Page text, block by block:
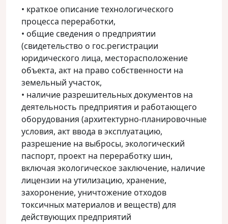
• краткое описание технологического
процесса переработки,
• общие сведения о предприятии
(свидетельство о гос.регистрации
юридического лица, месторасположение
объекта, акт на право собственности на
земельный участок,
• наличие разрешительных документов на
деятельность предприятия и работающего
оборудования (архитектурно-планировочные
условия, акт ввода в эксплуатацию,
разрешение на выбросы, экологический
паспорт, проект на переработку шин,
включая экологическое заключение, наличие
лицензии на утилизацию, хранение,
захоронение, уничтожение отходов
токсичных материалов и веществ) для
действующих предприятий